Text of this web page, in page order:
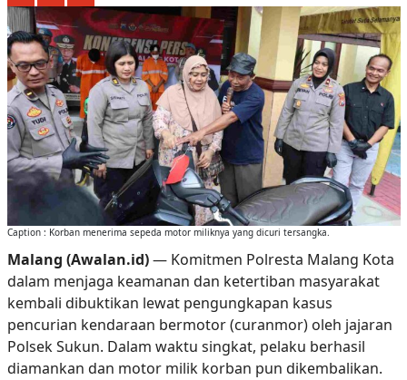
Caption : Korban menerima sepeda motor miliknya yang dicuri tersangka.
Malang (Awalan.id)— Komitmen Polresta Malang Kota
dalam menjaga keamanan dan ketertiban masyarakat
kembali dibuktikan lewat pengungkapan kasus
pencurian kendaraan bermotor (curanmor) oleh jajaran
Polsek Sukun. Dalam waktu singkat, pelaku berhasil
diamankan dan motor milik korban pun dikembalikan.